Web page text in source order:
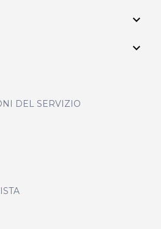
expand_more
expand_more
DEL SERVIZIO